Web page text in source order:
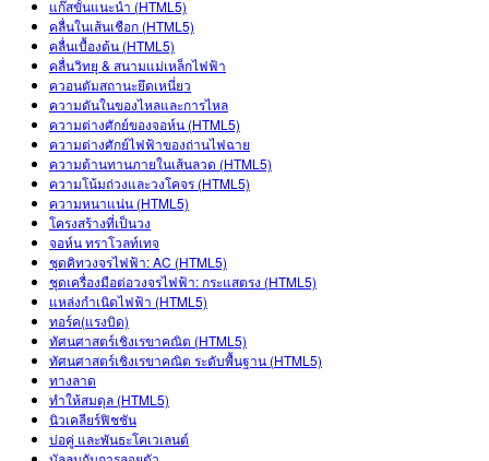
แก๊สขั้นแนะนำ (HTML5)
คลื่นในเส้นเชือก (HTML5)
คลื่นเบื้องต้น (HTML5)
คลื่นวิทยุ & สนามแม่เหล็กไฟฟ้า
ควอนตัมสถานะยึดเหนี่ยว
ความดันในของไหลและการไหล
ความต่างศักย์ของจอห์น (HTML5)
ความต่างศักย์ไฟฟ้าของถ่านไฟฉาย
ความต้านทานภายในเส้นลวด (HTML5)
ความโน้มถ่วงและวงโคจร (HTML5)
ความหนาแน่น (HTML5)
โครงสร้างที่เป็นวง
จอห์น ทราโวลท์เทจ
ชุดคิทวงจรไฟฟ้า: AC (HTML5)
ชุดเครื่องมือต่อวงจรไฟฟ้า: กระแสตรง (HTML5)
แหล่งกำเนิดไฟฟ้า (HTML5)
ทอร์ค(แรงบิด)
ทัศนศาสตร์เชิงเรขาคณิต (HTML5)
ทัศนศาสตร์เชิงเรขาคณิต ระดับพื้นฐาน (HTML5)
ทางลาด
ทำให้สมดุล (HTML5)
นิวเคลียร์ฟิชชัน
บ่อคู่ และพันธะโคเวเลนต์